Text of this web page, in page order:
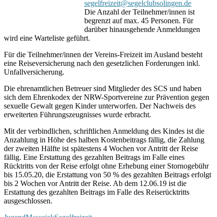
segelfreizeit@segelclubsolingen.de
Die Anzahl der Teilnehmer/innen ist
begrenzt auf max. 45 Personen. Für
darüber hinausgehende Anmeldungen
wird eine Warteliste geführt.
Für die Teilnehmer/innen der Vereins-Freizeit im Ausland besteht
eine Reiseversicherung nach den gesetzlichen Forderungen inkl.
Unfallversicherung.
Die ehrenamtlichen Betreuer sind Mitglieder des SCS und haben
sich dem Ehrenkodex der NRW-Sportvereine zur Prävention gegen
sexuelle Gewalt gegen Kinder unterworfen. Der Nachweis des
erweiterten Führungszeugnisses wurde erbracht.
Mit der verbindlichen, schriftlichen Anmeldung des Kindes ist die
Anzahlung in Höhe des halben Kostenbeitrags fällig, die Zahlung
der zweiten Hälfte ist spätestens 4 Wochen vor Antritt der Reise
fällig. Eine Erstattung des gezahlten Beitrags im Falle eines
Rücktritts von der Reise erfolgt ohne Erhebung einer Stornogebühr
bis 15.05.20, die Erstattung von 50 % des gezahlten Beitrags erfolgt
bis 2 Wochen vor Antritt der Reise. Ab dem 12.06.19 ist die
Erstattung des gezahlten Beitrags im Falle des Reiserücktritts
ausgeschlossen.